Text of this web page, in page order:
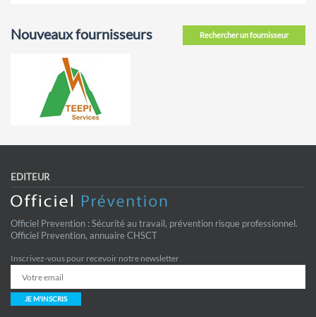
Rechercher un fournisseur
Nouveaux fournisseurs
EDITEUR
Officiel Prevention : Sécurité au travail, prévention risque professionnel.
Officiel Prevention, annuaire CHSCT
Inscrivez-vous pour recevoir notre newsletter
JE M'INSCRIS